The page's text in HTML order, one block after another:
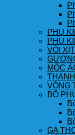
PHỤ
PHỤ
VÒI XỊT
MÓC
VÒNG
BỘ
GA